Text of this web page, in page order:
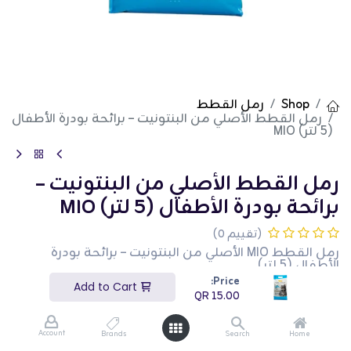
Price:
15.00
Home
Search
Brands
Account
Shop رمل القطط
رمل القطط الأصلي من البنتونيت – برائحة بودرة الأطفال
(5 لتر) MIO
رمل القطط الأصلي من البنتونيت –
برائحة بودرة الأطفال (5 لتر) MIO
(تقييم 0)
رمل القطط MIO الأصلي من البنتونيت – برائحة بودرة
الأطفال (5 لتر)
امنح قطك بيئة نظيفة ومنعشة مع رمل القطط MIO
الأصلي من طين البنتونيت الطبيعي عالي الجودة. يشكل
تكتلات محكمة لسهولة التنظيف ونظافة تدوم طويلاً.
يحتوي على رائحة بودرة الأطفال الناعمة التي تحبس الروائح
بفعالية وتُبقي منزلك برائحة منعشة. بفضل تركيبته
منخفضة الغبار وملمسه اللطيف، فهو مثالي للقطط من